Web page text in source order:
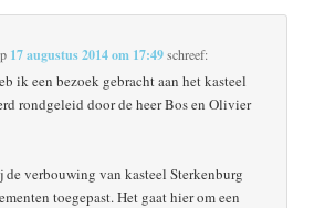
17 augustus 2014 om 17:49schreef:
ik een bezoek gebracht aan het kasteel
rondgeleid door de heer Bos en Olivier
verbouwing van kasteel Sterkenburg
toegepast. Het gaat hier om een